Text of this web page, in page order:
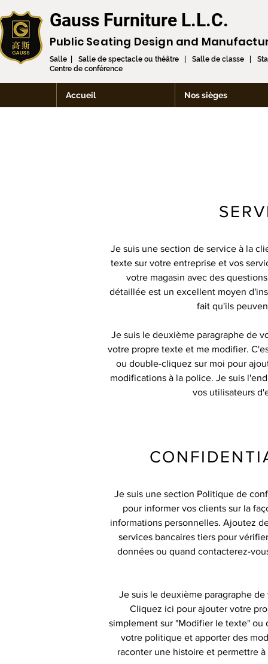
Gauss Furniture L.L.C.
Public Seating Design and
Salle | Salle de spectacle ou théâtre | Salle de classe |
Centre de conférence
Accueil Nos sièges
Je suis une section de service à la
texte sur votre entreprise et vos
votre magasin avec des
détaillée est un excellent moyen
fait qu'ils
Je suis le deuxième paragraphe de
votre propre texte et me modifier.
ou double-cliquez sur moi pour
modifications à la police. Je suis
vos utilisateurs
Je suis une section Politique de
pour informer vos clients sur la
informations personnelles. Ajoutez
services bancaires tiers pour
données ou quand contacterez-
Je suis le deuxième paragraphe
Cliquez ici pour ajouter votre
simplement sur "Modifier le texte" ou
votre politique et apporter des
raconter une histoire et permettre